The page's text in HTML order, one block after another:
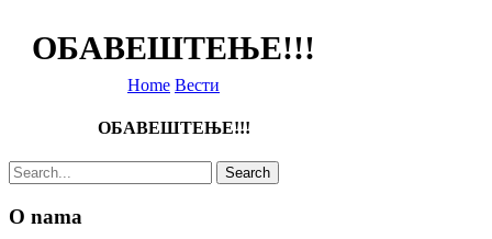
ОБАВЕШТЕЊЕ!!!
Home Вести
ОБАВЕШТЕЊЕ!!!
O nama